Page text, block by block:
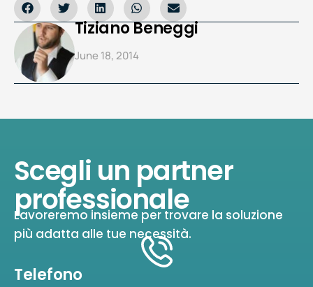
Tiziano Beneggi
June 18, 2014
Scegli un partner
professionale
Lavoreremo insieme per trovare la soluzione
più adatta alle tue necessità.
Telefono